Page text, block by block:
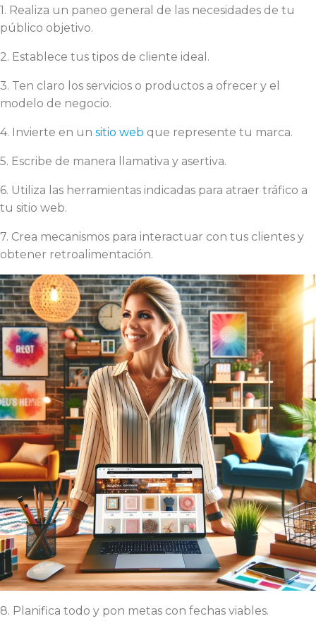
1. Realiza un paneo general de las necesidades de tu
público objetivo.
2. Establece tus tipos de cliente ideal.
3. Ten claro los servicios o productos a ofrecer y el
modelo de negocio.
4. Invierte en un sitio web que represente tu marca.
5. Escribe de manera llamativa y asertiva.
6. Utiliza las herramientas indicadas para atraer tráfico a
tu sitio web.
7. Crea mecanismos para interactuar con tus clientes y
obtener retroalimentación.
8. Planifica todo y pon metas con fechas viables.